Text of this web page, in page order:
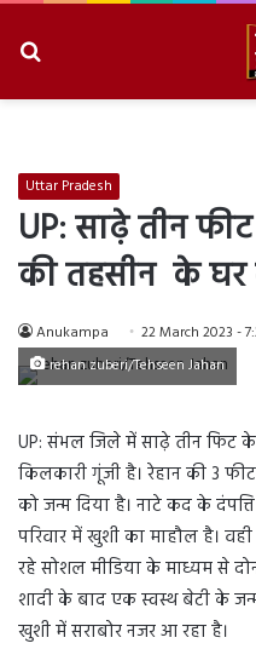
Uttar Pradesh
UP: साढ़े तीन
की तहसीन के घर
Anukampa 22 March 2023 -
rehan zuberi/Tehseen Jahan
UP: संभल जिले में साढ़े तीन फिट
किलकारी गूंजी है। रेहान की 3
को जन्म दिया है। नाटे कद के
परिवार में खुशी का माहौल है।
रहे सोशल मीडिया के माध्यम से
शादी के बाद एक स्वस्थ बेटी के
खुशी में सराबोर नजर आ रहा है।